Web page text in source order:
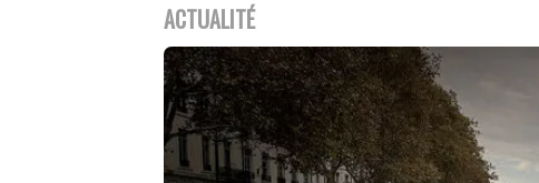
ACTUALITÉ